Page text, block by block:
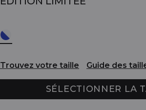
Trouvez votre taille Guide des
SÉLECTIONNER LA